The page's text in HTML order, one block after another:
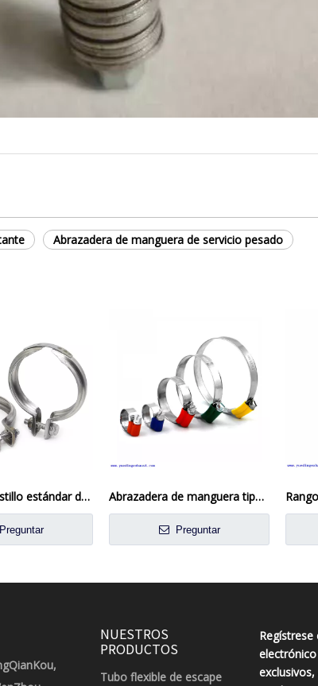
Abrazadera de manguera de servicio pesado
Fuerza de pestillo estándar de fuerza de sujeción y rayos rápidos VBAND CLAMP KIT INOX ESCAPE V BAND / VIAJE DE ESCAPA DE BANDA
Preguntar
Abrazadera de manguera tipo británico con carcasa de tubo
Preguntar
NUESTROS
PRODUCTOS
Tubo flexible de escape